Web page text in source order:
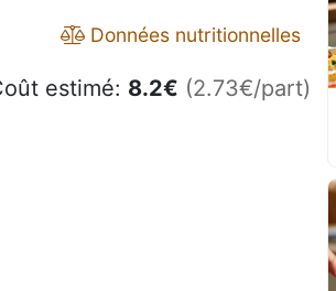
Données nutritionnelles
estimé: 8.2€ (2.73€/part)